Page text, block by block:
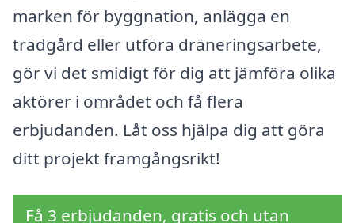
marken för byggnation, anlägga en
trädgård eller utföra dräneringsarbete,
gör vi det smidigt för dig att jämföra olika
aktörer i området och få flera
erbjudanden. Låt oss hjälpa dig att göra
ditt projekt framgångsrikt!
Få 3 erbjudanden, gratis och utan